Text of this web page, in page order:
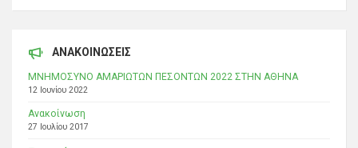
ΑΝΑΚΟΙΝΩΣΕΙΣ
ΜΝΗΜΟΣΥΝΟ ΑΜΑΡΙΩΤΩΝ ΠΕΣΟΝΤΩΝ 2022 ΣΤΗΝ ΑΘΗΝΑ
12 Ιουνίου 2022
Ανακοίνωση
27 Ιουλίου 2017